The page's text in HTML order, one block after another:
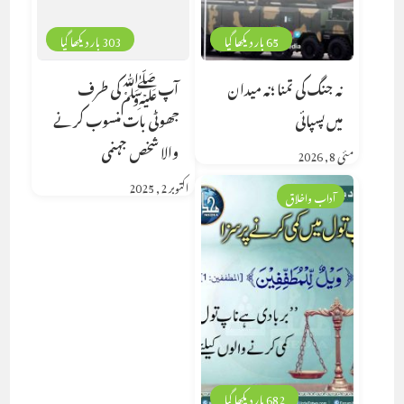
303 بار دیکھا گیا
آپﷺکی طرف
جھوٹی بات منسوب کرنے
والا شخص جہنمی
اکتوبر 2, 2025
65 بار دیکھا گیا
نہ جنگ کی تمنا ؛نہ میدان
میں پسپائی
مئی 8, 2026
682 بار دیکھا گیا
آداب واخلاق